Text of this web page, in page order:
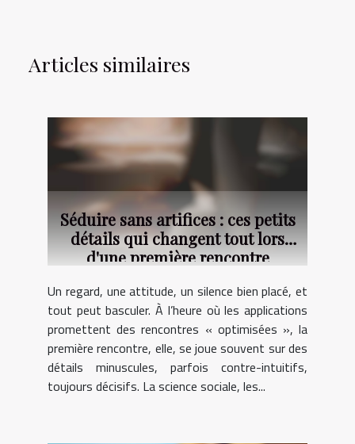
Articles similaires
Séduire sans artifices : ces petits
détails qui changent tout lors
d'une première rencontre
Un regard, une attitude, un silence bien placé, et
tout peut basculer. À l’heure où les applications
promettent des rencontres « optimisées », la
première rencontre, elle, se joue souvent sur des
détails minuscules, parfois contre-intuitifs,
toujours décisifs. La science sociale, les...